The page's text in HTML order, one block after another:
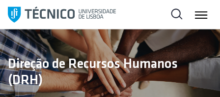
l
t
a
r
p
a
Direção de Recursos Humanos
(DRH)